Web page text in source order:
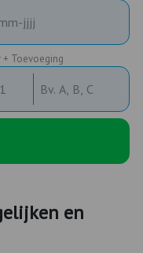
+ Toevoeging
en